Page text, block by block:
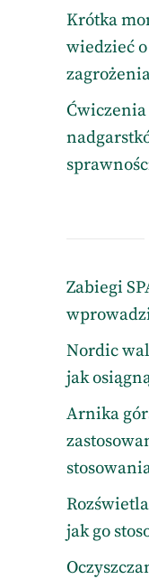
Krótka
wiedzieć
Zabiegi
Nordic
jak
Arnika
jak go